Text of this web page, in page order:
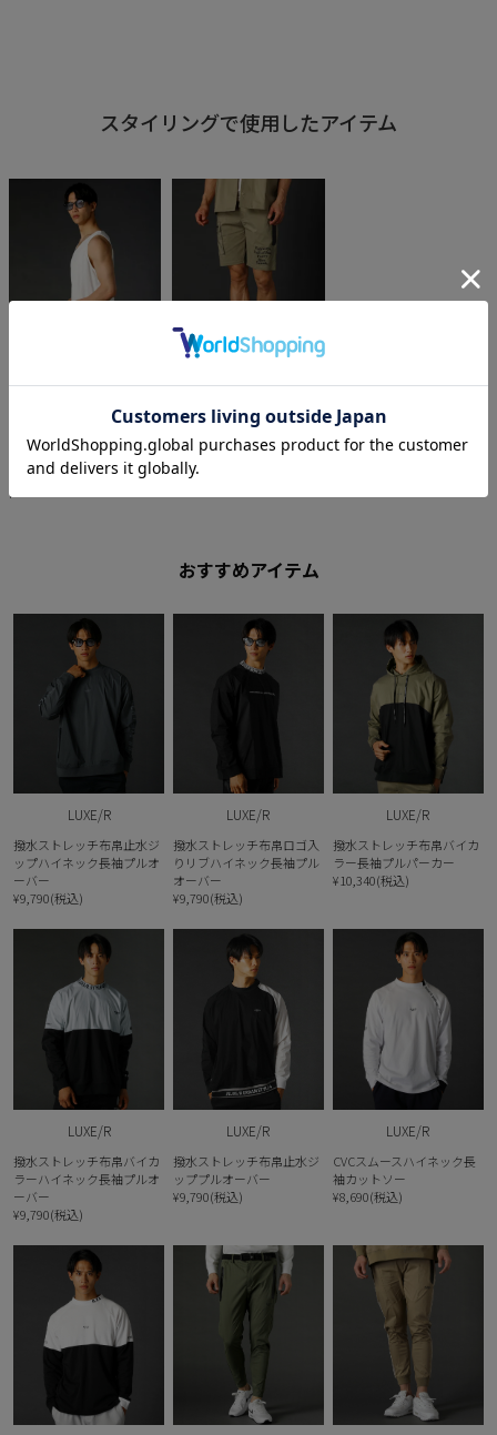
スタイリングで使用したアイテム
5,390税込
ロンストレッチショー
トパンツ
¥8,690
.
おすすめアイテム
LUXE/R
撥水ストレッチ布帛止水ジ
ップハイネック長袖プルオ
ーバー
¥9,790(税込)
LUXE/R
撥水ストレッチ布帛ロゴ入
りリブハイネック長袖プル
オーバー
¥9,790(税込)
LUXE/R
撥水ストレッチ布帛バイカ
ラー長袖プルパーカー
¥10,340(税込)
LUXE/R
撥水ストレッチ布帛バイカ
ラーハイネック長袖プルオ
ーバー
¥9,790(税込)
LUXE/R
撥水ストレッチ布帛止水ジ
ッププルオーバー
¥9,790(税込)
LUXE/R
CVCスムースハイネック長
袖カットソー
¥8,690(税込)